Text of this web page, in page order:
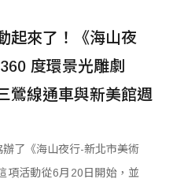
起來了！《海山夜
度環景光雕劇
鶯線通車與新美館週
了《海山夜行-新北市美術
項活動從6月20日開始，並